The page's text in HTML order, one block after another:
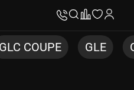
GLE COUPE GLS